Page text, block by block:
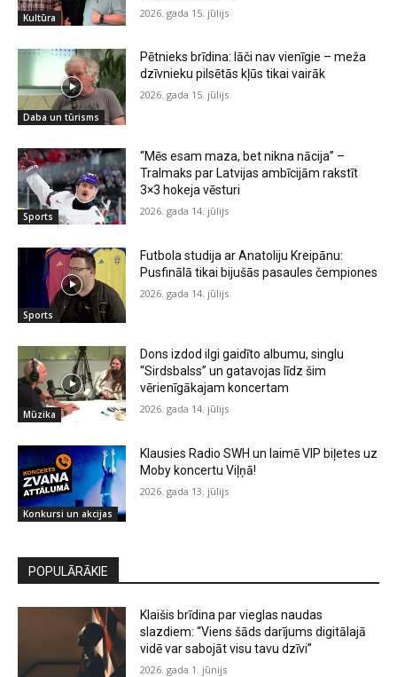
Kultūra 2026. gada 15. jūlijs
Daba un tūrisms
Pētnieks brīdina: lāči nav vienīgie – meža
dzīvnieku pilsētās kļūs tikai vairāk
2026. gada 15. jūlijs
Sports
“Mēs esam maza, bet nikna nācija” –
Tralmaks par Latvijas ambīcijām rakstīt
3×3 hokeja vēsturi
2026. gada 14. jūlijs
Sports
Futbola studija ar Anatoliju Kreipānu:
Pusfinālā tikai bijušās pasaules čempiones
2026. gada 14. jūlijs
Mūzika
Dons izdod ilgi gaidīto albumu, singlu
“Sirdsbalss” un gatavojas līdz šim
vērienīgākajam koncertam
2026. gada 14. jūlijs
Konkursi un akcijas
Klausies Radio SWH un laimē VIP biļetes uz
Moby koncertu Viļņā!
2026. gada 13. jūlijs
POPULĀRĀKIE
Klaišis brīdina par vieglas naudas
slazdiem: “Viens šāds darījums digitālajā
vidē var sabojāt visu tavu dzīvi”
2026. gada 1. jūnijs